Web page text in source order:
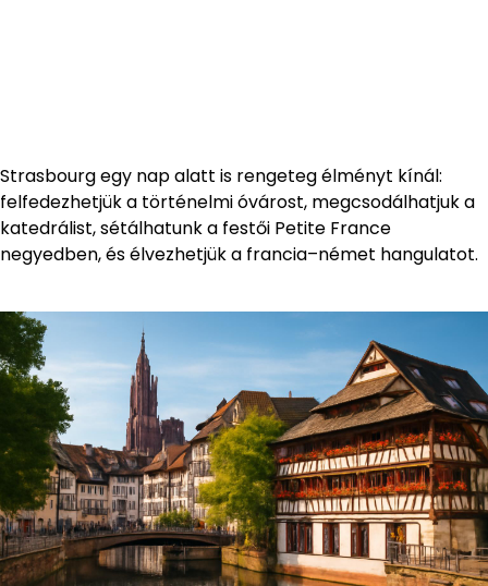
Strasbourg egy nap alatt is rengeteg élményt kínál:
felfedezhetjük a történelmi óvárost, megcsodálhatjuk a
katedrálist, sétálhatunk a festői Petite France
negyedben, és élvezhetjük a francia–német hangulatot.